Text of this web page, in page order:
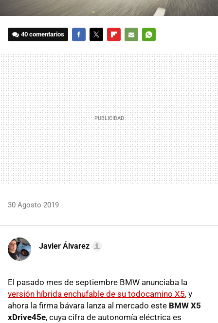
40 comentarios
MAIL
30 Agosto 2019
Javier Álvarez
El pasado mes de septiembre BMW anunciaba la
versión híbrida enchufable de su todocamino X5, y
ahora la firma bávara lanza al mercado este BMW X5
xDrive45e, cuya cifra de autonomía eléctrica es